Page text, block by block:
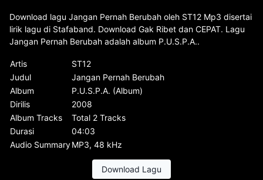
Download lagu Jangan Pernah Berubah oleh ST12 Mp3 disertai
lirik lagu di Stafaband. Download Gak Ribet dan CEPAT. Lagu
Jangan Pernah Berubah adalah album P.U.S.P.A..
Artis
ST12
Judul
Jangan Pernah Berubah
Album
P.U.S.P.A. (Album)
Dirilis
2008
Album Tracks
Total 2 Tracks
Durasi
04:03
Audio SummaryMP3, 48 kHz
Download Lagu